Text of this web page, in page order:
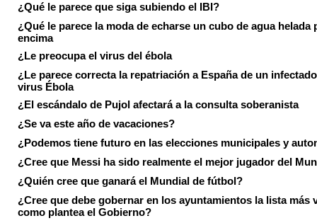
¿Qué le parece que siga subiendo el IBI?
¿Qué le parece la moda de echarse un cubo de agua helada
encima
¿Le preocupa el virus del ébola
¿Le parece correcta la repatriación a España de un
virus Ébola
¿El escándalo de Pujol afectará a la consulta soberanista
¿Se va este año de vacaciones?
¿Podemos tiene futuro en las elecciones municipales y
¿Cree que Messi ha sido realmente el mejor jugador del
¿Quién cree que ganará el Mundial de fútbol?
¿Cree que debe gobernar en los ayuntamientos la lista más
como plantea el Gobierno?